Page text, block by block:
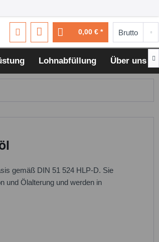
0,00 € *
Lohnabfüllung Über uns 
gemäß DIN 51 524 HLP-D. Sie
und Ölalterung und werden in